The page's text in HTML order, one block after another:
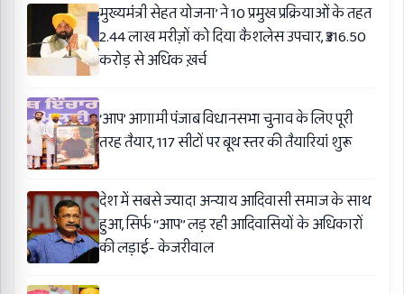
मुख्यमंत्री सेहत योजना’ ने 10 प्रमुख प्रक्रियाओं के तहत
2.44 लाख मरीज़ों को दिया कैशलेस उपचार, ₹316.50
करोड़ से अधिक ख़र्च
‘आप’ आगामी पंजाब विधानसभा चुनाव के लिए पूरी
तरह तैयार, 117 सीटों पर बूथ स्तर की तैयारियां शुरू
देश में सबसे ज्यादा अन्याय आदिवासी समाज के साथ
हुआ, सिर्फ ‘‘आप’’ लड़ रही आदिवासियों के अधिकारों
की लड़ाई- केजरीवाल